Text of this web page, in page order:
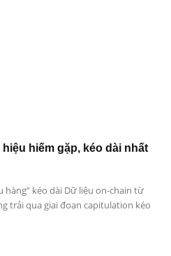
hiếm gặp, kéo dài nhất
hàng” kéo dài Dữ liệu on-chain từ
trải qua giai đoạn capitulation kéo